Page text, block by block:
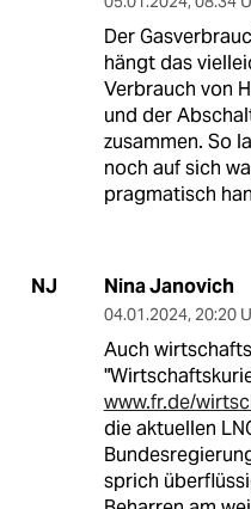
Der
hängt das
Verbrauch von
und der
zusammen. So
noch auf sich
pragmatisch
NJ Nina Janovich
04.01.2024, 20:20
Auch
www.fr.de/
die aktuellen
sprich